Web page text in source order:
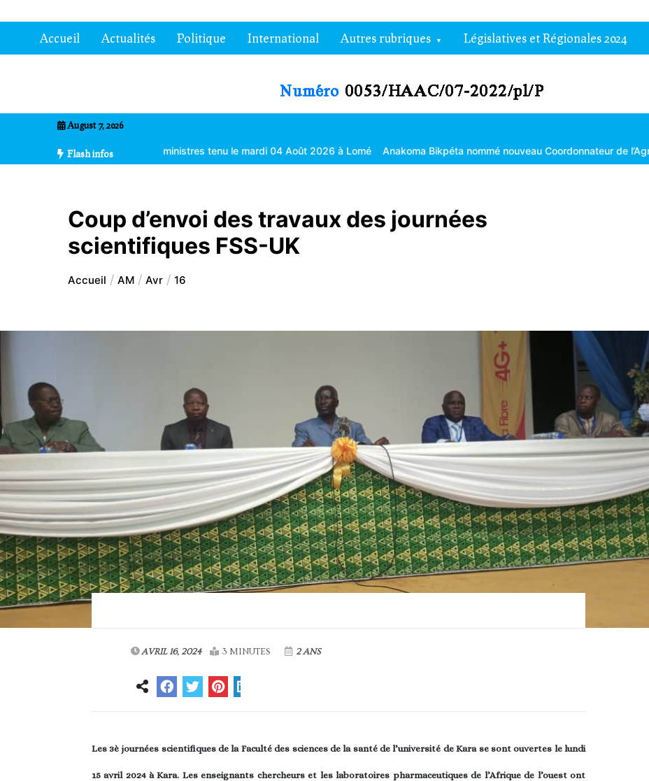
au
contenuAccueil Actualités Politique International Autres rubriques Législatives et Régionales 2024
August 7, 2026
Flash infos
du Conseil des ministres tenu le mardi 04 Août 2026 à Lomé Anakoma Bikpéta nommé nouveau Coordonnateur de l’Agropole de Kara
Coup d’envoi des travaux des journées
scientifiques FSS-UK
Accueil AM Avr 16
AVRIL 16, 2024 3 MINUTES 2 ANS
Les 3è journées scientifiques de la Faculté des sciences de la santé de l’université de Kara se sont ouvertes le lundi
15 avril 2024 à Kara. Les enseignants chercheurs et les laboratoires pharmaceutiques de l’Afrique de l’ouest ont